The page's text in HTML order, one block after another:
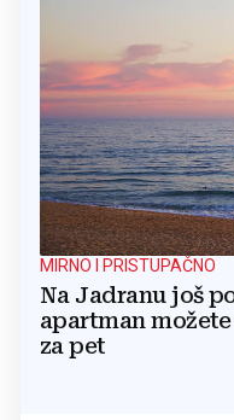
MIRNO I PRISTUPAČNO
Na Jadranu još
apartman
za pet